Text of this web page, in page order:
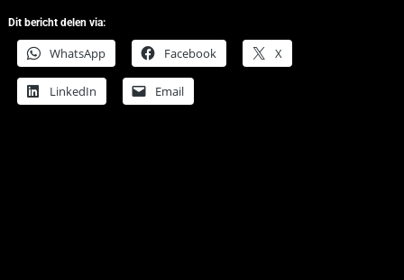
Dit bericht delen via:
WhatsApp Facebook X
LinkedIn Email